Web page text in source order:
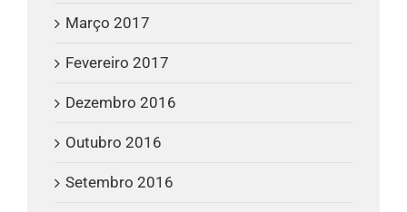
Março 2017
Fevereiro 2017
Dezembro 2016
Outubro 2016
Setembro 2016